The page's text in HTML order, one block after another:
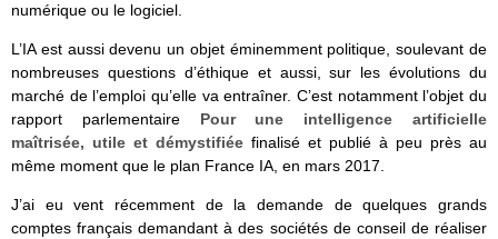
numérique ou le logiciel.
L’IA est aussi devenu un objet éminemment politique, soulevant de
nombreuses questions d’éthique et aussi, sur les évolutions du
marché de l’emploi qu’elle va entraîner. C’est notamment l’objet du
rapport parlementaire Pour une intelligence artificielle
maîtrisée, utile et démystifiée finalisé et publié à peu près au
même moment que le plan France IA, en mars 2017.
J’ai eu vent récemment de la demande de quelques grands
comptes français demandant à des sociétés de conseil de réaliser